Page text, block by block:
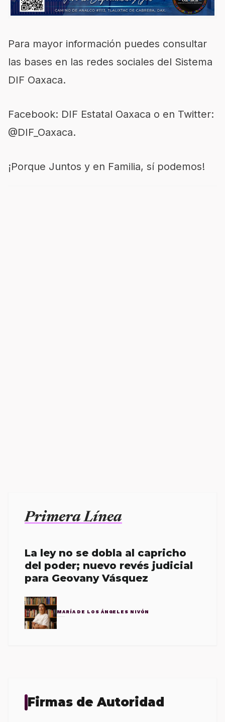
Para mayor información puedes consultar
las bases en las redes sociales del Sistema
DIF Oaxaca.
Facebook: DIF Estatal Oaxaca o en Twitter:
@DIF_Oaxaca.
¡Porque Juntos y en Familia, sí podemos!
Primera Línea
La ley no se dobla al capricho
del poder; nuevo revés judicial
para Geovany Vásquez
MARÍA DE LOS ÁNGELES NIVÓN
Firmas de Autoridad